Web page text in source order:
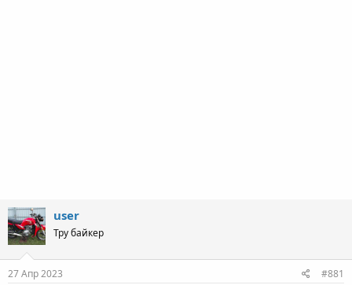
user
Тру байкер
27 Апр 2023 #881